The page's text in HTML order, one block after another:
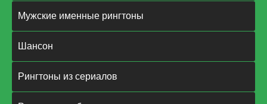
Мужские именные рингтоны
Шансон
Рингтоны из сериалов